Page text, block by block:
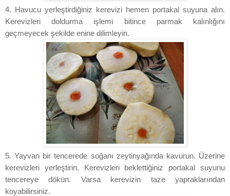
4. Havucu yerleştirdiğiniz kerevizi hemen portakal suyuna alın.
Kerevizleri doldurma işlemi bitince parmak kalınlığını
geçmeyecek şekilde enine dilimleyin.
5. Yayvan bir tencerede soğanı zeytinyağında kavurun. Üzerine
kerevizleri yerleştirin. Kerevizleri beklettiğiniz portakal suyunu
tencereye dökün. Varsa kerevizin taze yapraklarından
koyabilirsiniz.